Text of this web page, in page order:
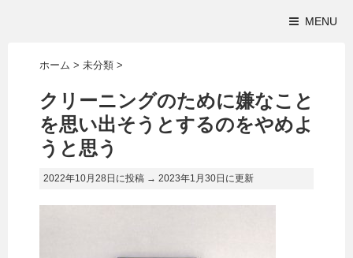
MENU
ホーム > 未分類 >
クリーニングのために嫌なこと
を思い出そうとするのをやめよ
うと思う
2022年10月28日に投稿 → 2023年1月30日 に更新